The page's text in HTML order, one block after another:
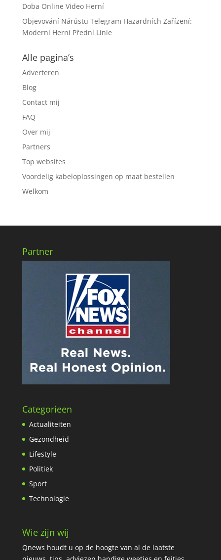
Doba Online Video Herní
Objevování Nárůstu Telegram Hazardních Zařízení:
Moderní Herní Přední Linie
Alle pagina’s
Adverteren
Blog
Contact mij
FAQ
Over mij
Partners
Top websites
Voordelig kabeloplossingen op maat bestellen
Welkom
Partner
Categorieen
Actualiteiten
Gezondheid
Lifestyle
Politiek
Sport
Technologie
Wie zijn wij
Qnews houdt u op de hoogte van al de laatste